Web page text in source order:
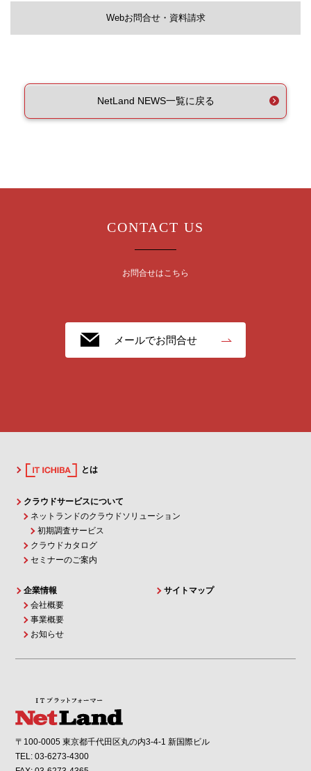
Webお問合せ・資料請求
NetLand NEWS一覧に戻る
CONTACT US
お問合せはこちら
メールでお問合せ
とは
クラウドサービスについて
ネットランドのクラウドソリューション
初期調査サービス
クラウドカタログ
セミナーのご案内
企業情報
会社概要
事業概要
お知らせ
サイトマップ
〒100-0005 東京都千代田区丸の内3-4-1 新国際ビル
TEL: 03-6273-4300